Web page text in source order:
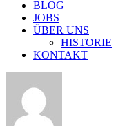
BLOG
JOBS
ÜBER UNS
HISTORIE
KONTAKT